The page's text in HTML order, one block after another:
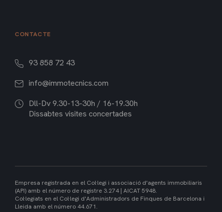
CONTACTE
93 858 72 43
info@immotecnics.com
Dll-Dv 9.30-13-30h / 16-19.30h
Dissabtes visites concertades
Empresa registrada en el Col·legi i associació d'agents immobiliaris
(API) amb el número de registre 3.274 | AICAT 5948.
Col·legiats en el Col·legi d'Administradors de Finques de Barcelona i
Lleida amb el número 44.671.